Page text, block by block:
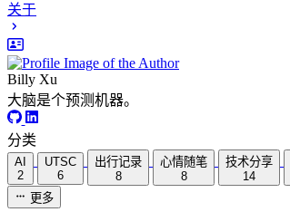
关于
Billy Xu
大脑是个预测机器。
分类
AI
2
UTSC
6
出行记录
8
心情随笔
8
技术分享
14
更多